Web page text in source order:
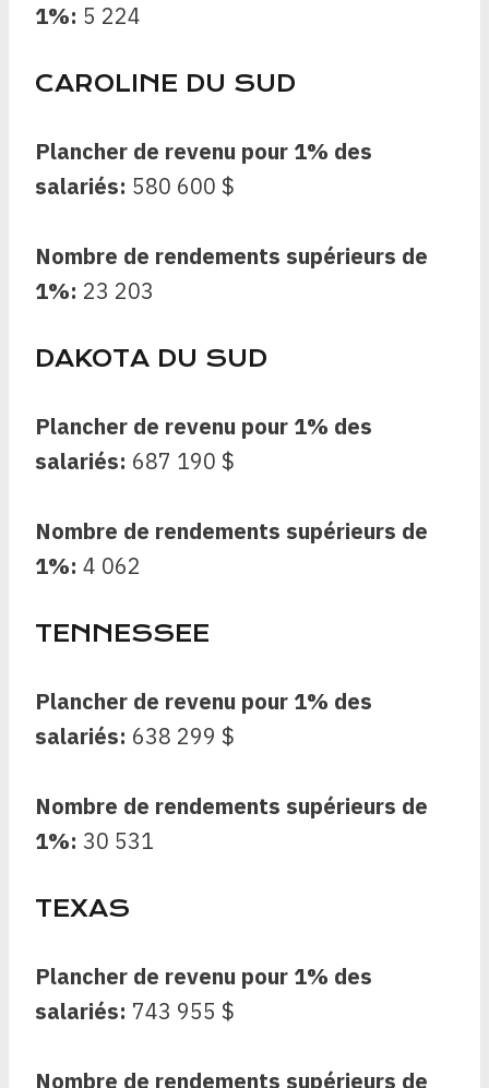
1%: 5 224
CAROLINE DU SUD
Plancher de revenu pour 1% des
salariés: 580 600 $
Nombre de rendements supérieurs de
1%: 23 203
DAKOTA DU SUD
Plancher de revenu pour 1% des
salariés: 687 190 $
Nombre de rendements supérieurs de
1%: 4 062
TENNESSEE
Plancher de revenu pour 1% des
salariés: 638 299 $
Nombre de rendements supérieurs de
1%: 30 531
TEXAS
Plancher de revenu pour 1% des
salariés: 743 955 $
Nombre de rendements supérieurs de